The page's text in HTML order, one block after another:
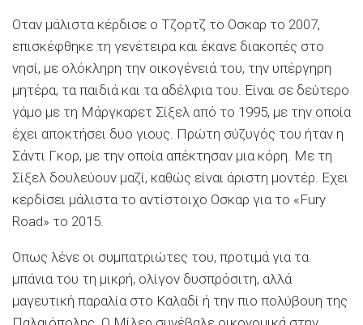
Οταν μάλιστα κέρδισε ο Τζορτζ το Οσκαρ το 2007,
επισκέφθηκε τη γενέτειρα και έκανε διακοπές στο
νησί, με ολόκληρη την οικογένειά του, την υπέργηρη
μητέρα, τα παιδιά και τα αδέλφια του. Είναι σε δεύτερο
γάμο με τη Μάργκαρετ Σίξελ από το 1995, με την οποία
έχει αποκτήσει δυο γιους. Πρώτη σύζυγός του ήταν η
Σάντι Γκορ, με την οποία απέκτησαν μια κόρη. Με τη
Σίξελ δουλεύουν μαζί, καθώς είναι άριστη μοντέρ. Εχει
κερδίσει μάλιστα το αντίστοιχο Οσκαρ για το «Fury
Road» το 2015.
Οπως λένε οι συμπατριώτες του, προτιμά για τα
μπάνια του τη μικρή, ολίγον δυσπρόσιτη, αλλά
μαγευτική παραλία στο Καλαδί ή την πιο πολύβουη της